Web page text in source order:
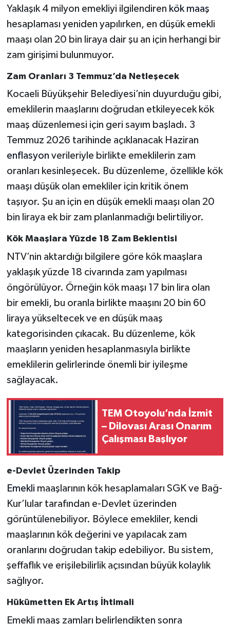
Yaklaşık 4 milyon emekliyi ilgilendiren kök maaş
hesaplaması yeniden yapılırken, en düşük emekli
maaşı olan 20 bin liraya dair şu an için herhangi bir
zam girişimi bulunmuyor.
Zam Oranları 3 Temmuz’da Netleşecek
Kocaeli Büyükşehir Belediyesi’nin duyurduğu gibi,
emeklilerin maaşlarını doğrudan etkileyecek kök
maaş düzenlemesi için geri sayım başladı. 3
Temmuz 2026 tarihinde açıklanacak Haziran
enflasyon verileriyle birlikte emeklilerin zam
oranları kesinleşecek. Bu düzenleme, özellikle kök
maaşı düşük olan emekliler için kritik önem
taşıyor. Şu an için en düşük emekli maaşı olan 20
bin liraya ek bir zam planlanmadığı belirtiliyor.
Kök Maaşlara Yüzde 18 Zam Beklentisi
NTV’nin aktardığı bilgilere göre kök maaşlara
yaklaşık yüzde 18 civarında zam yapılması
öngörülüyor. Örneğin kök maaşı 17 bin lira olan
bir emekli, bu oranla birlikte maaşını 20 bin 60
liraya yükseltecek ve en düşük maaş
kategorisinden çıkacak. Bu düzenleme, kök
maaşların yeniden hesaplanmasıyla birlikte
emeklilerin gelirlerinde önemli bir iyileşme
sağlayacak.
TEM Otoyolu’nda İzmit
– Dilovası Arası Onarım
Çalışması Başlıyor
e-Devlet Üzerinden Takip
Emekli maaşlarının kök hesaplamaları SGK ve Bağ-
Kur’lular tarafından e-Devlet üzerinden
görüntülenebiliyor. Böylece emekliler, kendi
maaşlarının kök değerini ve yapılacak zam
oranlarını doğrudan takip edebiliyor. Bu sistem,
şeffaflık ve erişilebilirlik açısından büyük kolaylık
sağlıyor.
Hükümetten Ek Artış İhtimali
Emekli maaş zamları belirlendikten sonra